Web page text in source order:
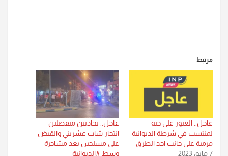
مرتبط
عاجل.. العثور على جثة
لمنتسب في شرطة الديوانية
مرمية على جانب احد الطرق
7 مايو، 2023
عاجل.. بحادثين منفصلين
انتحار شاب عشريني والقبض
على مسلحين بعد مشاجرة
وسط #الديوانية